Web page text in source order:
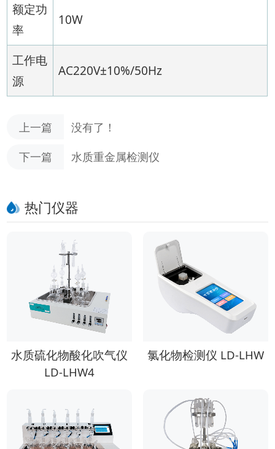
额定功
率
10W
工作电
源
AC220V±10%/50Hz
上一篇 没有了！
下一篇 水质重金属检测仪
热门仪器
水质硫化物酸化吹气仪
LD-LHW4
氯化物检测仪 LD-LHW